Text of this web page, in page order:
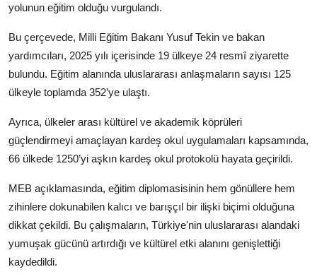
Asayiş
Köşe Yazısı
Dernek
Gastronomi
yolunun eğitim olduğu vurgulandı.
Bu çerçevede, Milli Eğitim Bakanı Yusuf Tekin ve bakan
yardımcıları, 2025 yılı içerisinde 19 ülkeye 24 resmî ziyarette
bulundu. Eğitim alanında uluslararası anlaşmaların sayısı 125
ülkeyle toplamda 352’ye ulaştı.
Ayrıca, ülkeler arası kültürel ve akademik köprüleri
güçlendirmeyi amaçlayan kardeş okul uygulamaları kapsamında,
66 ülkede 1250’yi aşkın kardeş okul protokolü hayata geçirildi.
MEB açıklamasında, eğitim diplomasisinin hem gönüllere hem
zihinlere dokunabilen kalıcı ve barışçıl bir ilişki biçimi olduğuna
dikkat çekildi. Bu çalışmaların, Türkiye'nin uluslararası alandaki
yumuşak gücünü artırdığı ve kültürel etki alanını genişlettiği
kaydedildi.